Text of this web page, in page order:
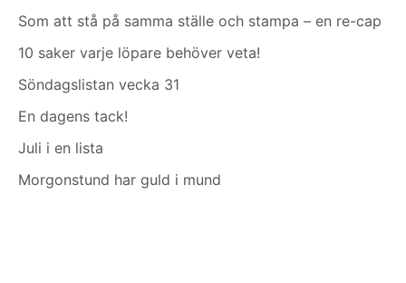
Som att stå på samma ställe och stampa – en re-cap
10 saker varje löpare behöver veta!
Söndagslistan vecka 31
En dagens tack!
Juli i en lista
Morgonstund har guld i mund